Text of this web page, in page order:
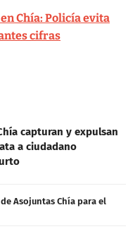
Chía: Policía evita
cifras
capturan y expulsan
a ciudadano
Asojuntas Chía para el